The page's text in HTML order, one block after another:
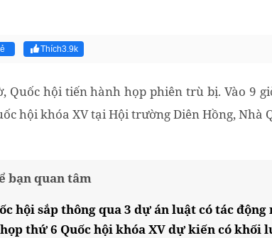
Thích3.9k
Quốc hội tiến hành họp phiên trù bị. Vào 9
hội khóa XV tại Hội trường Diên Hồng, Nhà
bạn quan tâm
hội sắp thông qua 3 dự án luật có tác
thứ 6 Quốc hội khóa XV dự kiến có khối